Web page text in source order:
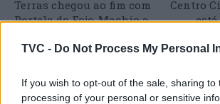
TVC - Do Not Process My Personal
If you wish to opt-out of the sale, sharing to
processing of your personal or sensitive
Terras chegou ao fim com
Portela do Fojo-Machio a
Pampilhosa da Serra
Centro